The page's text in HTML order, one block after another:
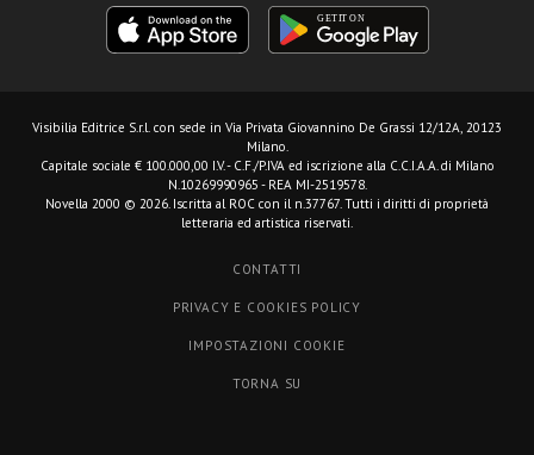
Visibilia Editrice S.r.l. con sede in Via Privata Giovannino De Grassi 12/12A, 20123
Milano.
Capitale sociale € 100.000,00 I.V. - C.F./P.IVA ed iscrizione alla C.C.I.A.A. di Milano
N.10269990965 - REA MI-2519578.
Novella 2000 © 2026. Iscritta al ROC con il n.37767. Tutti i diritti di proprietà
letteraria ed artistica riservati.
CONTATTI
PRIVACY E COOKIES POLICY
IMPOSTAZIONI COOKIE
TORNA SU